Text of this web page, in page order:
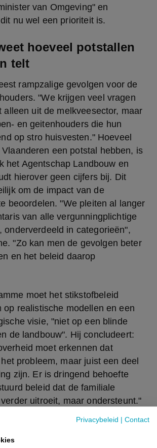
Privacybeleid | Contact
van Omgeving" en
nu wel een prioriteit is.
hoeveel potstallen
telt
rampzalige gevolgen voor de
"We krijgen veel vragen
alleen uit de melkveesector, maar
en geitenhouders die hun
op stro huisvesten." Hoeveel
een potstal hebben, is
het Agentschap Landbouw en
hierover geen cijfers bij. Dit
om de impact van de
beoordelen. "We pleiten al langer
van alle vergunningplichtige
onderverdeeld in categorieën",
"Zo kan men de gevolgen beter
en het beleid daarop
moet het stikstofbeleid
op realistische modellen en een
visie, "niet op een blinde
de landbouw". Hij concludeert:
moet erkennen dat
probleem, maar juist een deel
zijn. Er is dringend behoefte
beleid dat de familiale
uitroeit, maar ondersteunt."